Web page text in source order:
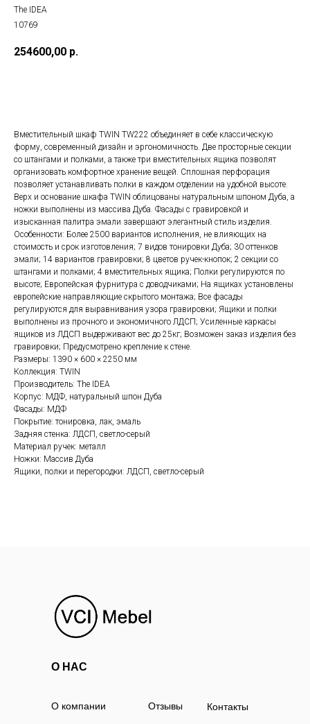
The IDEA
10769
254600,00 р.
Вместительный шкаф TWIN TW222 объединяет в себе классическую
форму, современный дизайн и эргономичность. Две просторные секции
со штангами и полками, а также три вместительных ящика позволят
организовать комфортное хранение вещей. Сплошная перфорация
позволяет устанавливать полки в каждом отделении на удобной высоте.
Верх и основание шкафа TWIN облицованы натуральным шпоном Дуба, а
ножки выполнены из массива Дуба. Фасады с гравировкой и
изысканная палитра эмали завершают элегантный стиль изделия.
Особенности: Более 2500 вариантов исполнения, не влияющих на
стоимость и срок изготовления; 7 видов тонировки Дуба; 30 оттенков
эмали; 14 вариантов гравировки; 8 цветов ручек-кнопок; 2 секции со
штангами и полками; 4 вместительных ящика; Полки регулируются по
высоте; Европейская фурнитура с доводчиками; На ящиках установлены
европейские направляющие скрытого монтажа; Все фасады
регулируются для выравнивания узора гравировки; Ящики и полки
выполнены из прочного и экономичного ЛДСП; Усиленные каркасы
ящиков из ЛДСП выдерживают вес до 25кг; Возможен заказ изделия без
гравировки; Предусмотрено крепление к стене.
Размеры: 1390 × 600 × 2250 мм
Коллекция: TWIN
Производитель: The IDEA
Корпус: МДФ, натуральный шпон Дуба
Фасады: МДФ
Покрытие: тонировка, лак, эмаль
Задняя стенка: ЛДСП, светло-серый
Материал ручек: металл
Ножки: Массив Дуба
Ящики, полки и перегородки: ЛДСП, светло-серый
О компании
О НАС
Контакты
Отзывы